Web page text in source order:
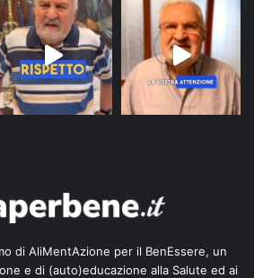
di AliMentAzione per il BenEssere, un
e di (auto)educazione alla Salute ed ai